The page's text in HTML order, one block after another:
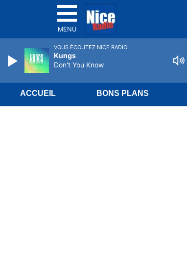
MENU
ACCUEIL BONS PLANS
VOUS ÉCOUTEZ NICE RADIO
Kungs
Don't You Know